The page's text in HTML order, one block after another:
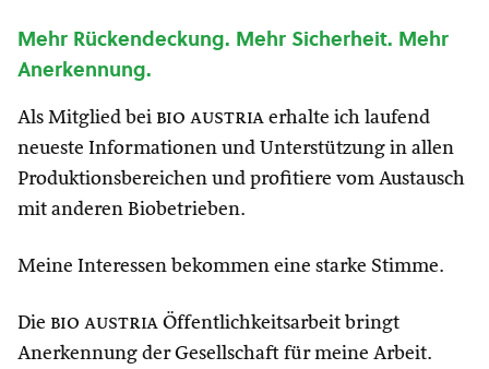
Mehr Rückendeckung. Mehr Sicherheit. Mehr
Anerkennung.
Als Mitglied bei bio austria erhalte ich laufend
neueste Informationen und Unterstützung in allen
Produktionsbereichen und profitiere vom Austausch
mit anderen Biobetrieben.
Meine Interessen bekommen eine starke Stimme.
Die bio austria Öffentlichkeitsarbeit bringt
Anerkennung der Gesellschaft für meine Arbeit.